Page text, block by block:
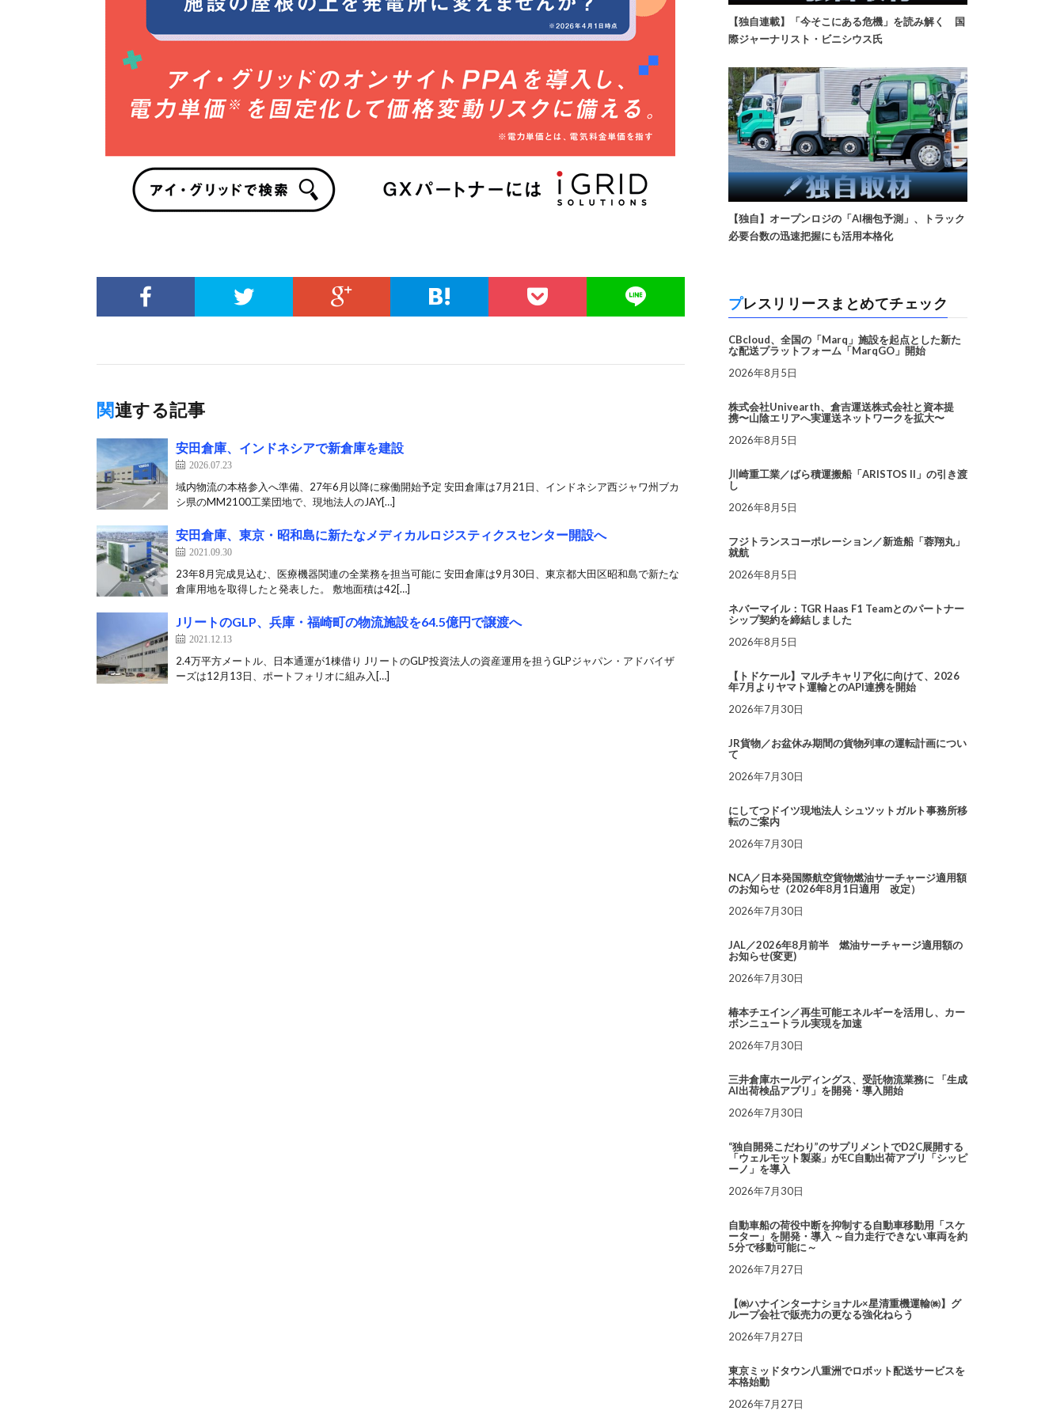
関連する記事
安田倉庫、インドネシアで新倉庫を建設
2026.07.23
域内物流の本格参入へ準備、27年6月以降に稼働開始予定 安田倉庫は7月21日、インドネシア西ジャワ州ブカ
シ県のMM2100工業団地で、現地法人のJAY[…]
安田倉庫、東京・昭和島に新たなメディカルロジスティクスセンター開設へ
2021.09.30
23年8月完成見込む、医療機器関連の全業務を担当可能に 安田倉庫は9月30日、東京都大田区昭和島で新たな
倉庫用地を取得したと発表した。 敷地面積は42[…]
JリートのGLP、兵庫・福崎町の物流施設を64.5億円で譲渡へ
2021.12.13
2.4万平方メートル、日本通運が1棟借り JリートのGLP投資法人の資産運用を担うGLPジャパン・アドバイザ
ーズは12月13日、ポートフォリオに組み入[…]
【独自連載】「今そこにある危機」を読み解く 国
際ジャーナリスト・ビニシウス氏
【独自】オープンロジの「AI梱包予測」、トラック
必要台数の迅速把握にも活用本格化
プレスリリースまとめてチェック
CBcloud、全国の「Marq」施設を起点とした新た
な配送プラットフォーム「MarqGO」開始
2026年8月5日
株式会社Univearth、倉吉運送株式会社と資本提
携〜山陰エリアへ実運送ネットワークを拡大〜
2026年8月5日
川崎重工業／ばら積運搬船「ARISTOS II」の引き渡
し
2026年8月5日
フジトランスコーポレーション／新造船「蓉翔丸」
就航
2026年8月5日
ネバーマイル：TGR Haas F1 Teamとのパートナー
シップ契約を締結しました
2026年8月5日
【トドケール】マルチキャリア化に向けて、2026
年7月よりヤマト運輸とのAPI連携を開始
2026年7月30日
JR貨物／お盆休み期間の貨物列車の運転計画につい
て
2026年7月30日
にしてつドイツ現地法人 シュツットガルト事務所移
転のご案内
2026年7月30日
NCA／日本発国際航空貨物燃油サーチャージ適用額
のお知らせ（2026年8月1日適用 改定）
2026年7月30日
JAL／2026年8月前半 燃油サーチャージ適用額の
お知らせ(変更)
2026年7月30日
椿本チエイン／再生可能エネルギーを活用し、カー
ボンニュートラル実現を加速
2026年7月30日
三井倉庫ホールディングス、受託物流業務に 「生成
AI出荷検品アプリ」を開発・導入開始
2026年7月30日
“独自開発こだわり”のサプリメントでD2C展開する
「ウェルモット製薬」がEC自動出荷アプリ「シッピ
ーノ」を導入
2026年7月30日
自動車船の荷役中断を抑制する自動車移動用「スケ
ーター」を開発・導入 ～自力走行できない車両を約
5分で移動可能に～
2026年7月27日
【㈱ハナインターナショナル×星清重機運輸㈱】グ
ループ会社で販売力の更なる強化ねらう
2026年7月27日
東京ミッドタウン八重洲でロボット配送サービスを
本格始動
2026年7月27日